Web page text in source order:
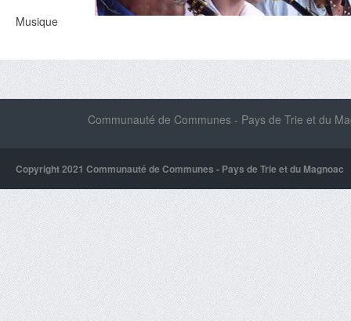
Musique
Communauté de Communes - Pays de Trie et du
Copyright 2021 Communauté de Communes - Pays de Trie et du Magnoac